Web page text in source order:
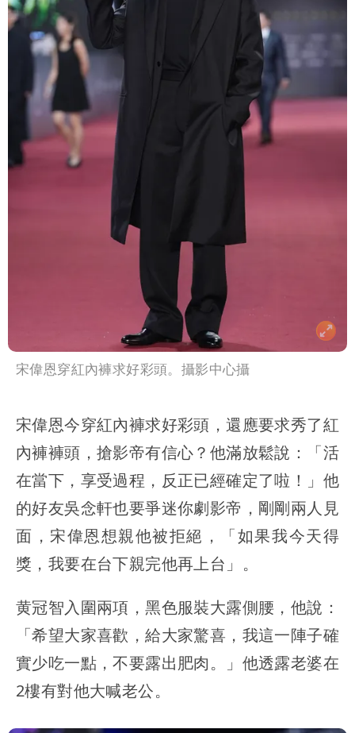
宋偉恩穿紅內褲求好彩頭。攝影中心攝
宋偉恩今穿紅內褲求好彩頭，還應要求秀了紅
內褲褲頭，搶影帝有信心？他滿放鬆說：「活
在當下，享受過程，反正已經確定了啦！」他
的好友吳念軒也要爭迷你劇影帝，剛剛兩人見
面，宋偉恩想親他被拒絕，「如果我今天得
獎，我要在台下親完他再上台」。
黄冠智入圍兩項，黑色服裝大露側腰，他說：
「希望大家喜歡，給大家驚喜，我這一陣子確
實少吃一點，不要露出肥肉。」他透露老婆在
2樓有對他大喊老公。